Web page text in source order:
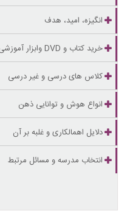
انگیزه، امید، هدف
خرید کتاب و DVD وابزار آموزشی
کلاس های درسی و غیر درسی
انواع هوش و توانایی ذهن
دلایل اهمالکاری و غلبه بر آن
انتخاب مدرسه و مسائل مرتبط